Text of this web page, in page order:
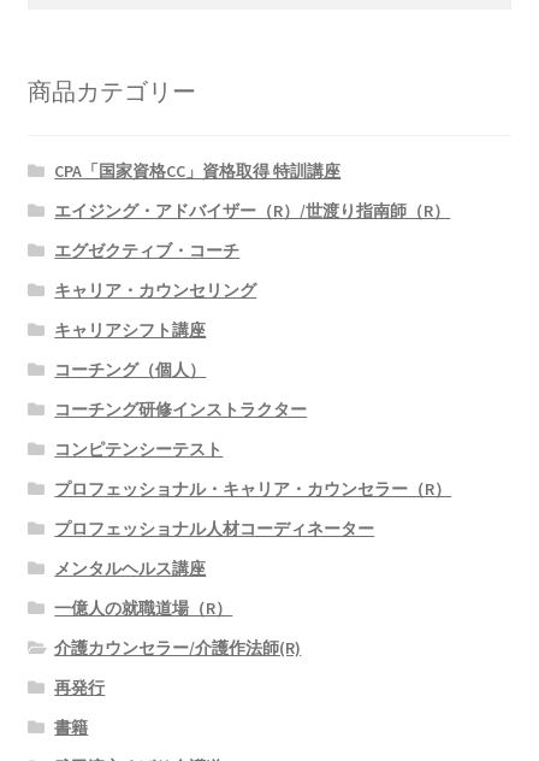
商品カテゴリー
CPA「国家資格CC」資格取得 特訓講座
エイジング・アドバイザー（R）/世渡り指南師（R）
エグゼクティブ・コーチ
キャリア・カウンセリング
キャリアシフト講座
コーチング（個人）
コーチング研修インストラクター
コンピテンシーテスト
プロフェッショナル・キャリア・カウンセラー（R）
プロフェッショナル人材コーディネーター
メンタルヘルス講座
一億人の就職道場（R）
介護カウンセラー/介護作法師(R)
再発行
書籍